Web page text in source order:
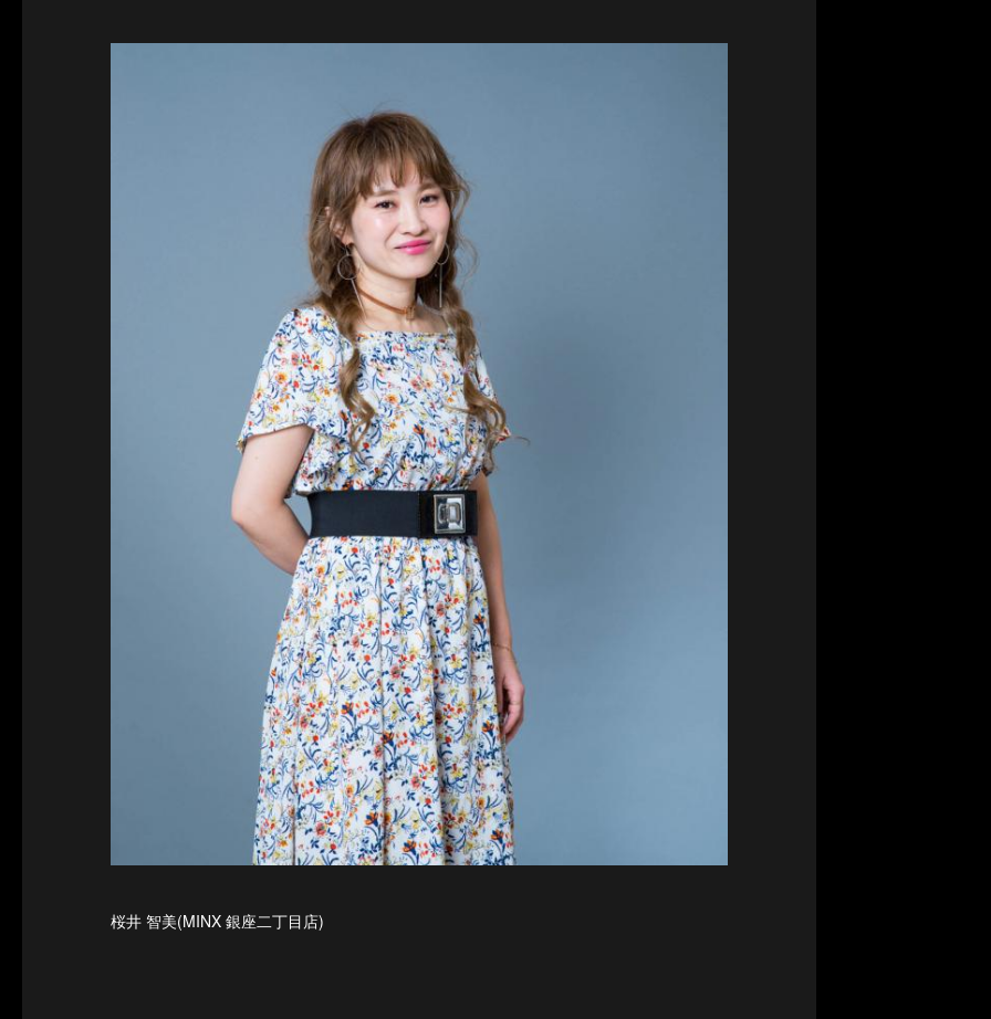
桜井 智美(MINX 銀座二丁目店)